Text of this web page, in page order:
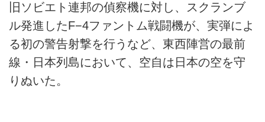
旧ソビエト連邦の偵察機に対し、スクランブ
ル発進したF−4ファントム戦闘機が、実弾によ
る初の警告射撃を行うなど、東西陣営の最前
線・日本列島において、空自は日本の空を守
りぬいた。